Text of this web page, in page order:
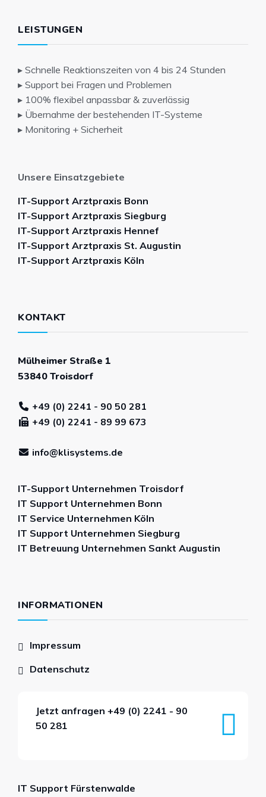
LEISTUNGEN
▸ Schnelle Reaktionszeiten von 4 bis 24 Stunden
▸ Support bei Fragen und Problemen
▸ 100% flexibel anpassbar & zuverlässig
▸ Übernahme der bestehenden IT-Systeme
▸ Monitoring + Sicherheit
Unsere Einsatzgebiete
IT-Support Arztpraxis Bonn
IT-Support Arztpraxis Siegburg
IT-Support Arztpraxis Hennef
IT-Support Arztpraxis St. Augustin
IT-Support Arztpraxis Köln
KONTAKT
Mülheimer Straße 1
53840 Troisdorf
+49 (0) 2241 - 90 50 281
+49 (0) 2241 - 89 99 673
info@klisystems.de
IT-Support Unternehmen Troisdorf
IT Support Unternehmen Bonn
IT Service Unternehmen Köln
IT Support Unternehmen Siegburg
IT Betreuung Unternehmen Sankt Augustin
INFORMATIONEN
Impressum
Datenschutz
Jetzt anfragen +49 (0) 2241 - 90
50 281
IT Support Fürstenwalde